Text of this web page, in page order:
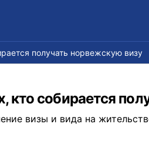
получать норвежскую визу
кто собирается
визы и вида на